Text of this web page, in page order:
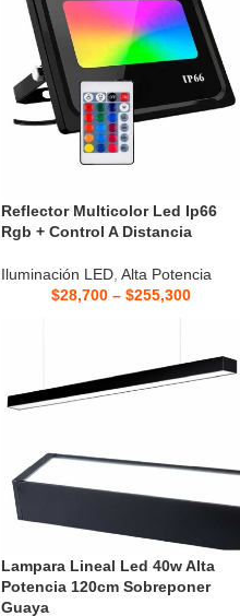
Reflector Multicolor Led Ip66
Rgb + Control A Distancia
Iluminación LED Alta Potencia
$28,700 – $255,300
Lampara Lineal Led 40w Alta
Potencia 120cm Sobreponer
Guaya